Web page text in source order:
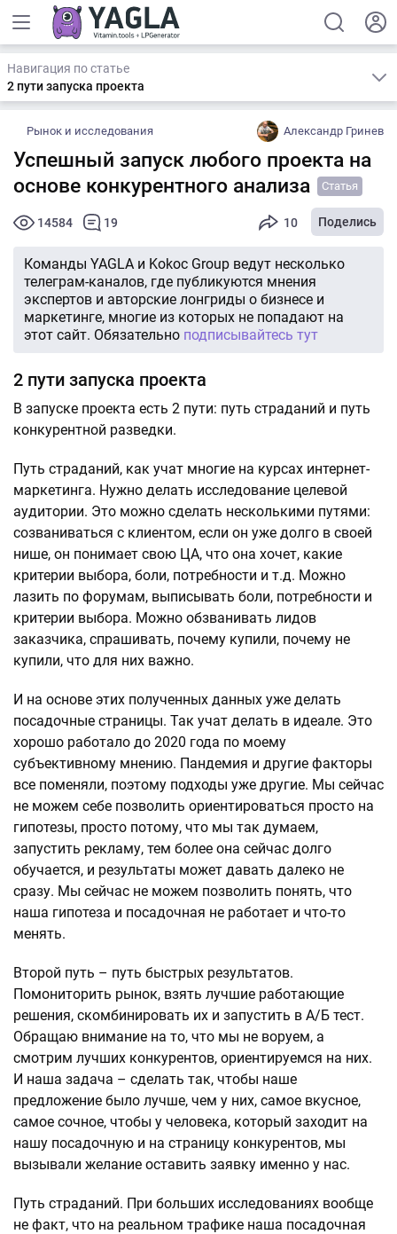
Навигация по статье
2 пути запуска проекта
Рынок и исследования Александр Гринев
Успешный запуск любого проекта на
основе конкурентного анализа
Статья
14584 19 10 Поделись
Команды YAGLA и Kokoc Group ведут несколько
телеграм-каналов, где публикуются мнения
экспертов и авторские лонгриды о бизнесе и
маркетинге, многие из которых не попадают на
этот сайт. Обязательно подписывайтесь тут
2 пути запуска проекта
В запуске проекта есть 2 пути: путь страданий и путь
конкурентной разведки.
Путь страданий, как учат многие на курсах интернет-
маркетинга. Нужно делать исследование целевой
аудитории. Это можно сделать несколькими путями:
созваниваться с клиентом, если он уже долго в своей
нише, он понимает свою ЦА, что она хочет, какие
критерии выбора, боли, потребности и т.д. Можно
лазить по форумам, выписывать боли, потребности и
критерии выбора. Можно обзванивать лидов
заказчика, спрашивать, почему купили, почему не
купили, что для них важно.
И на основе этих полученных данных уже делать
посадочные страницы. Так учат делать в идеале. Это
хорошо работало до 2020 года по моему
субъективному мнению. Пандемия и другие факторы
все поменяли, поэтому подходы уже другие. Мы сейчас
не можем себе позволить ориентироваться просто на
гипотезы, просто потому, что мы так думаем,
запустить рекламу, тем более она сейчас долго
обучается, и результаты может давать далеко не
сразу. Мы сейчас не можем позволить понять, что
наша гипотеза и посадочная не работает и что-то
менять.
Второй путь – путь быстрых результатов.
Помониторить рынок, взять лучшие работающие
решения, скомбинировать их и запустить в А/Б тест.
Обращаю внимание на то, что мы не воруем, а
смотрим лучших конкурентов, ориентируемся на них.
И наша задача – сделать так, чтобы наше
предложение было лучше, чем у них, самое вкусное,
самое сочное, чтобы у человека, который заходит на
нашу посадочную и на страницу конкурентов, мы
вызывали желание оставить заявку именно у нас.
Путь страданий. При больших исследованиях вообще
не факт, что на реальном трафике наша посадочная